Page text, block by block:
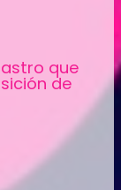
que
de